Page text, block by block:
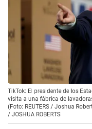
TikTok: El presidente de los
visita a una fábrica de
(Foto: REUTERS / Joshua
/ JOSHUA ROBERTS